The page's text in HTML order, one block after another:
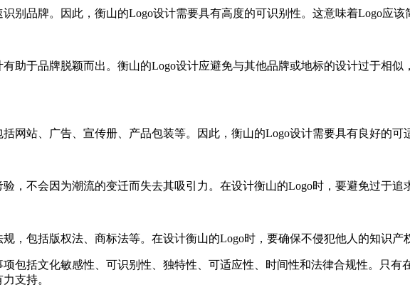
别品牌。因此，衡山的Logo设计需要具有高度的可识别性。这意味着Logo应该
助于品牌脱颖而出。衡山的Logo设计应避免与其他品牌或地标的设计过于相
网站、广告、宣传册、产品包装等。因此，衡山的Logo设计需要具有良好的
，不会因为潮流的变迁而失去其吸引力。在设计衡山的Logo时，要避免过于追
，包括版权法、商标法等。在设计衡山的Logo时，要确保不侵犯他人的知识产
包括文化敏感性、可识别性、独特性、可适应性、时间性和法律合规性。只
支持。